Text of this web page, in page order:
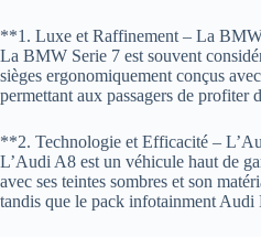
**1. Luxe et Raffinement – La
La BMW Serie 7 est souvent
sièges ergonomiquement conçus
permettant aux passagers de profiter
**2. Technologie et Efficacité –
L’Audi A8 est un véhicule haut de
avec ses teintes sombres et son
tandis que le pack infotainment Audi